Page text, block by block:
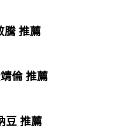
騰 推薦
倫 推薦
豆 推薦